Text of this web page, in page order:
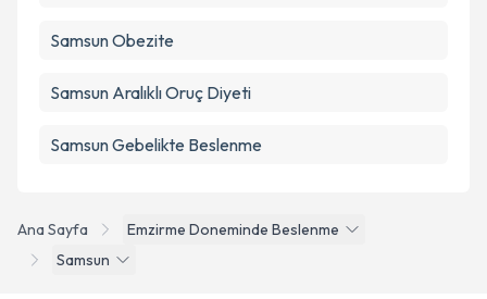
Ana Sayfa
Emzirme Doneminde Beslenme
Samsun
Samsun Obezite
Samsun Aralıklı Oruç Diyeti
Samsun Gebelikte Beslenme